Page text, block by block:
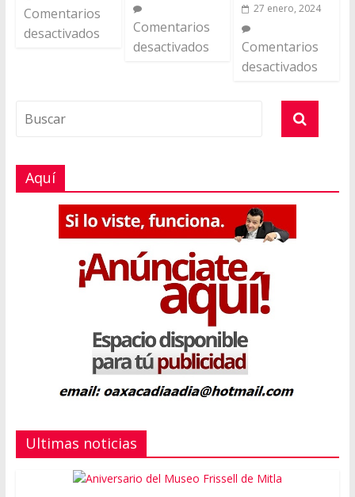
Comentarios
desactivados
Comentarios
desactivados
27 enero, 2024
Comentarios
desactivados
Aquí
Ultimas noticias